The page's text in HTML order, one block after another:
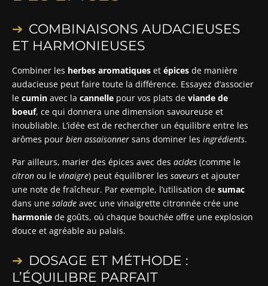
COMBINAISONS AUDACIEUSES
ET HARMONIEUSES
Combiner les herbes aromatiques et épices de manière
audacieuse peut faire toute la différence. Essayez d’associer
le cumin avec la cannelle pour vos plats de viande de
boeuf, ce qui donnera une dimension savoureuse et
inoubliable. L’idée est de rechercher un équilibre entre les
arômes pour bien assaisonner sans dominer les ingrédients.
Par ailleurs, marier des épices avec des acides (comme le
citron ou le vinaigre) peut équilibrer les saveurs et ajouter
une note de fraîcheur. Par exemple, l’utilisation de sumac
dans une salade avec une vinaigrette citronnée crée une
harmonie de goûts, où chaque bouchée offre une explosion
douce et agréable au palais.
DOSAGE ET MÉTHODE :
L’ÉQUILIBRE PARFAIT